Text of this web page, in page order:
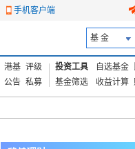
手机客户端
基 金
港基 评级
公告 私募
投资工具 自选基金
基金筛选
收益计算